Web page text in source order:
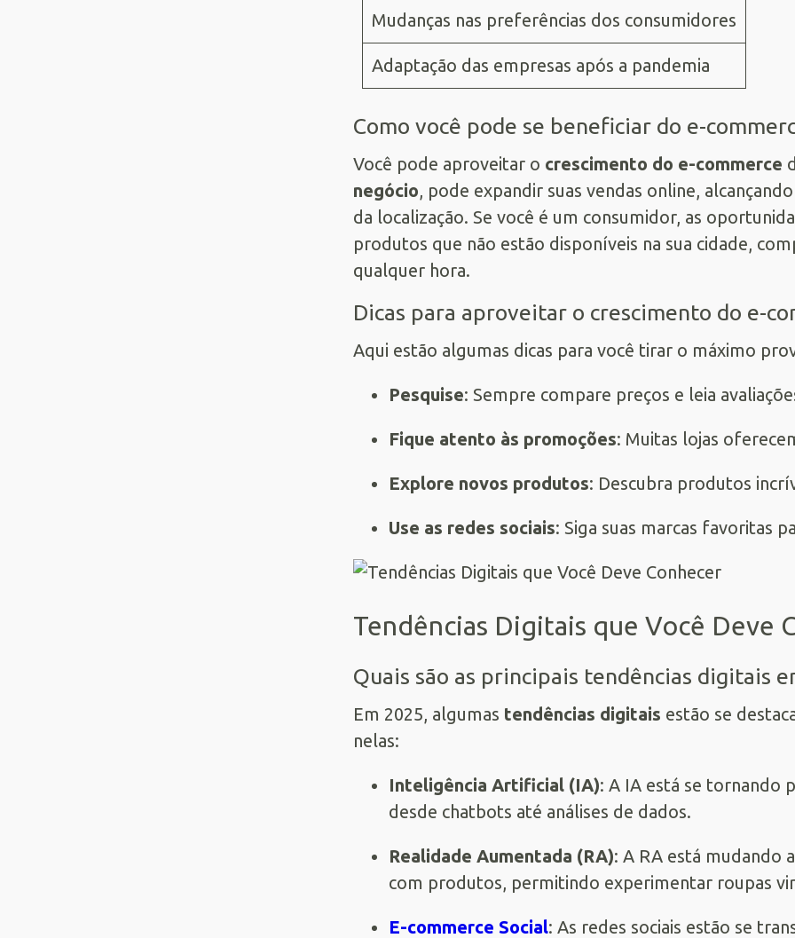
Mudanças nas preferências dos consumidores
Adaptação das empresas após a pandemia
Como você pode se beneficiar do e-
Você pode aproveitar o crescimento do e-commerce
negócio, pode expandir suas vendas online,
da localização. Se você é um consumidor, as
produtos que não estão disponíveis na sua cidade,
qualquer hora.
Dicas para aproveitar o crescimento do e-
Aqui estão algumas dicas para você tirar o máximo
Pesquise: Sempre compare preços e leia
Fique atento às promoções: Muitas lojas
Explore novos produtos: Descubra produtos
Use as redes sociais: Siga suas marcas favoritas
Tendências Digitais que Você Deve
Quais são as principais tendências digitais
Em 2025, algumas tendências digitais estão se
nelas:
Inteligência Artificial (IA): A IA está se tornando
desde chatbots até análises de dados.
Realidade Aumentada (RA): A RA está mudando
com produtos, permitindo experimentar roupas
E-commerce Social: As redes sociais estão se